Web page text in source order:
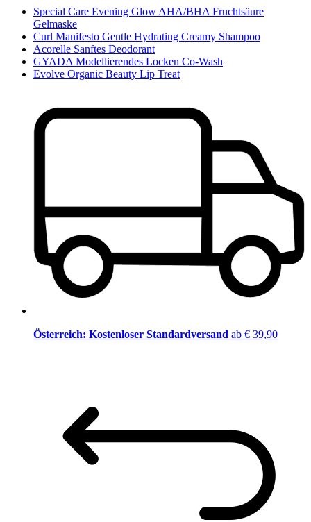
Special Care Evening Glow AHA/BHA Fruchtsäure
Gelmaske
Curl Manifesto Gentle Hydrating Creamy Shampoo
Acorelle Sanftes Deodorant
GYADA Modellierendes Locken Co-Wash
Evolve Organic Beauty Lip Treat
Österreich: Kostenloser Standardversand ab € 39,90